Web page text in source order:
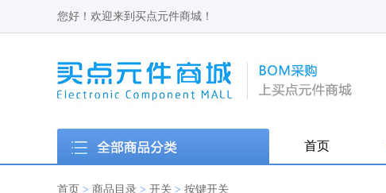
您好！欢迎来到买点元件商城！
首页
首页 > 商品目录 > 开关 > 按键开关